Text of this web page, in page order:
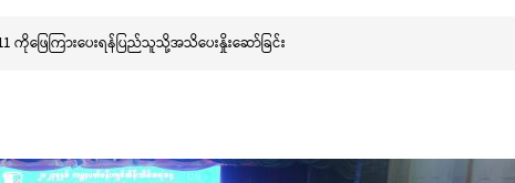
မြို့နာမ်ရွှေစေတီတော် လုံးတော်ပြည့်ရွှေသင်္ကန်းကပ်လှူပူဇော်ခြင်းအောင်ပွဲနှင့် (၃၆) ကြိမ်